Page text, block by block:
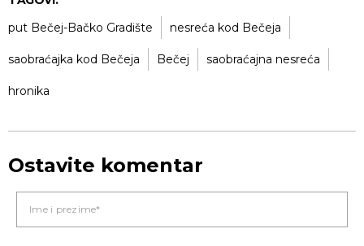
put Bečej-Bačko Gradište
nesreća kod Bečeja
saobraćajka kod Bečeja Bečej saobraćajna nesreća
hronika
Ostavite komentar